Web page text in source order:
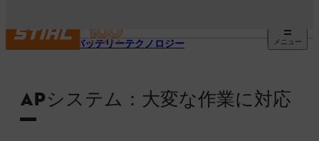
メニュー
STIHL バッテリーテクノロジー
APシステム：大変な作業に対応